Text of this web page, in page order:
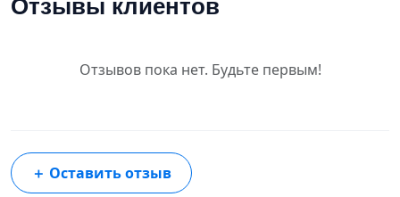
Отзывы клиентов
Отзывов пока нет. Будьте первым!
＋ Оставить отзыв